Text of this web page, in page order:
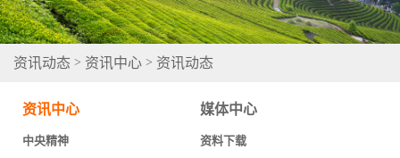
a
v
i
资讯动态 > 资讯中心 > 资讯动态
资讯中心
中央精神
媒体中心
资料下载